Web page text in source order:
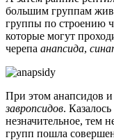
большим группам
группы по строению
которые могут
черепа анапсида,
При этом анапсидов
завропсидов.
незначительное, тем
групп пошла